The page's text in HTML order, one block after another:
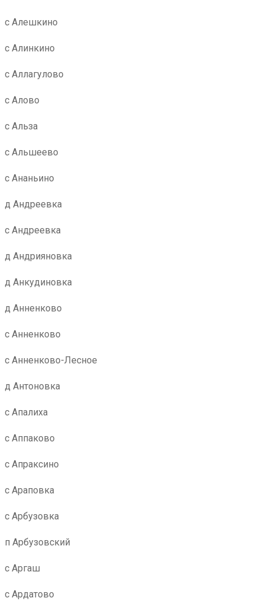
с Алешкино
с Алинкино
с Аллагулово
с Алово
с Альза
с Альшеево
с Ананьино
д Андреевка
с Андреевка
д Андрияновка
д Анкудиновка
д Анненково
с Анненково
с Анненково-Лесное
д Антоновка
с Апалиха
с Аппаково
с Апраксино
с Араповка
с Арбузовка
п Арбузовский
с Аргаш
с Ардатово